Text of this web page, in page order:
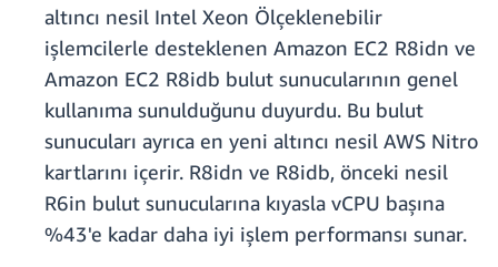
altıncı nesil Intel Xeon Ölçeklenebilir
işlemcilerle desteklenen Amazon EC2 R8idn ve
Amazon EC2 R8idb bulut sunucularının genel
kullanıma sunulduğunu duyurdu. Bu bulut
sunucuları ayrıca en yeni altıncı nesil AWS Nitro
kartlarını içerir. R8idn ve R8idb, önceki nesil
R6in bulut sunucularına kıyasla vCPU başına
%43'e kadar daha iyi işlem performansı sunar.